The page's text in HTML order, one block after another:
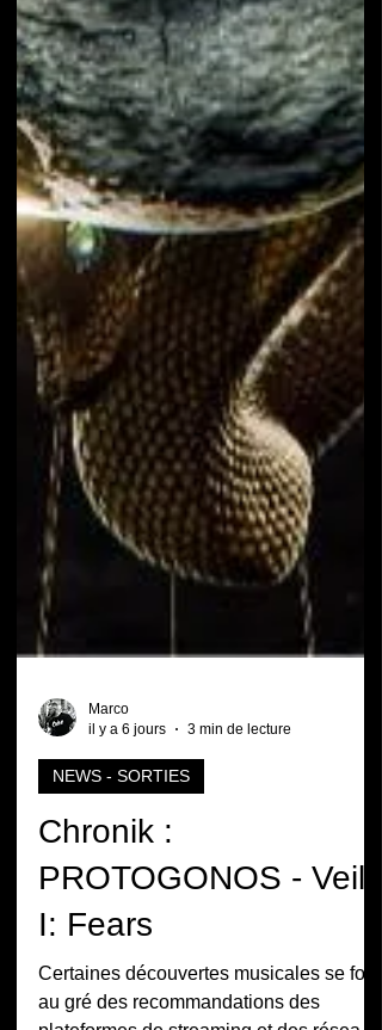
il y a 6 jours
3 min de lecture
NEWS - SORTIES
Chronik :
PROTOGONOS - Veil
I: Fears
Certaines découvertes musicales se font